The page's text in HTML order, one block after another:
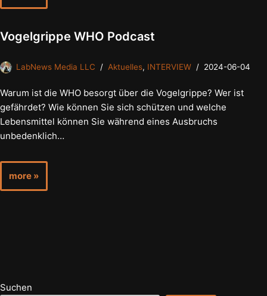
Vogelgrippe WHO Podcast
LabNews Media LLC Aktuelles, INTERVIEW 2024-06-04
Warum ist die WHO besorgt über die Vogelgrippe? Wer ist
gefährdet? Wie können Sie sich schützen und welche
Lebensmittel können Sie während eines Ausbruchs
unbedenklich…
more »
Suchen